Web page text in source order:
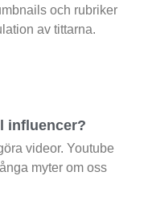
och rubriker
av tittarna.
influencer?
videor. Youtube
myter om oss